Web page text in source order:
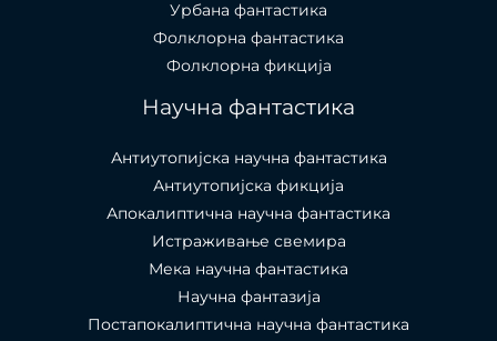
Урбана фантастика
Фолклорна фантастика
Фолклорна фикција
Научна фантастика
Антиутопијска научна фантастика
Антиутопијска фикција
Апокалиптична научна фантастика
Истраживање свемира
Мека научна фантастика
Научна фантазија
Постапокалиптична научна фантастика